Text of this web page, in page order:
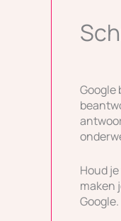
Google
Houd
maken
Google.